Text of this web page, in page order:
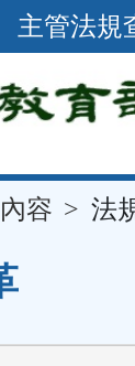
主管法規
容 法